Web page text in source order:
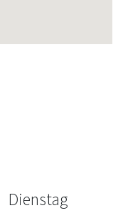
Dienstag